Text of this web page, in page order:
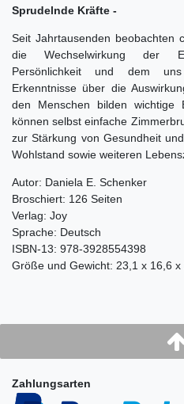
Sprudelnde Kräfte -
Seit Jahrtausenden beobachten
die Wechselwirkung der
Persönlichkeit und dem
Erkenntnisse über die
den Menschen bilden
können selbst einfache
zur Stärkung von Gesundheit
Wohlstand sowie weiteren
Autor: Daniela E. Schenker
Broschiert: 126 Seiten
Verlag: Joy
Sprache: Deutsch
ISBN-13: 978-3928554398
Größe und Gewicht: 23,1 x 16,6 x
Zahlungsarten